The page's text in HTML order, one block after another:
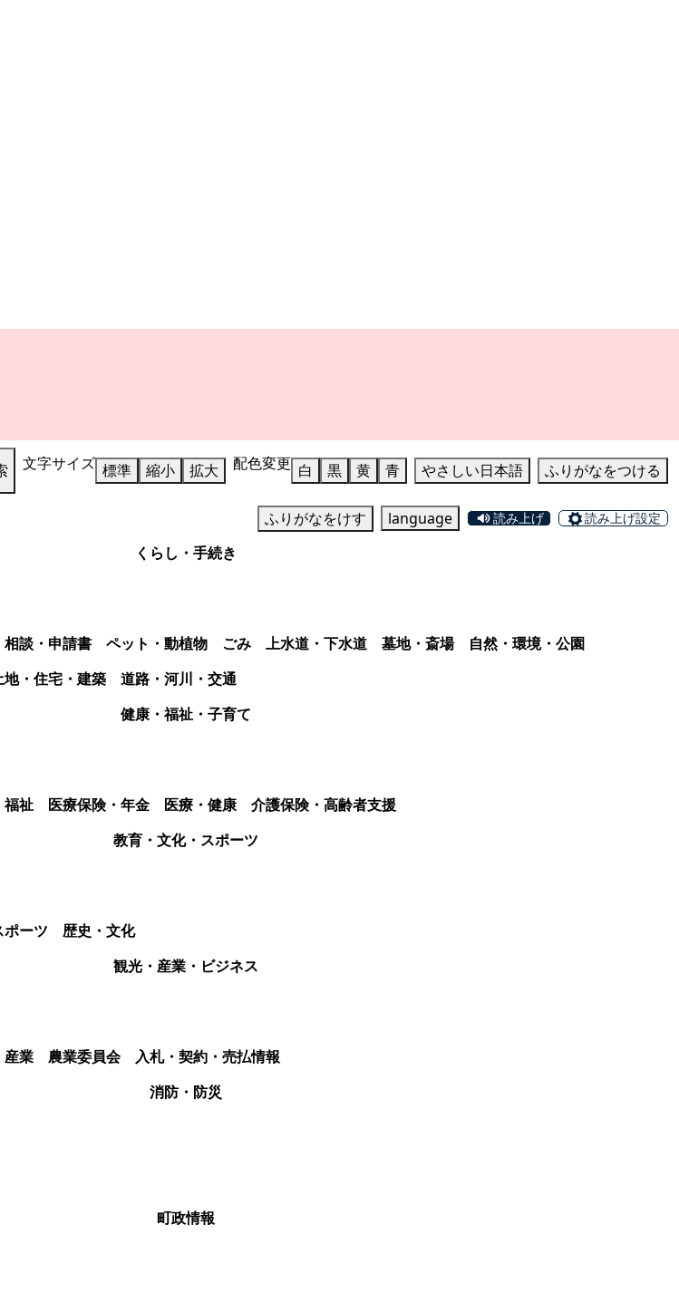
文字サイズ 標準 縮小 拡大 配色変更 白 黒 黄 青 やさしい日本語 ふりがなをつける
ふりがなをけす language 読み上げ 読み上げ設定
くらし・手続き
相談・申請書 ペット・動植物 ごみ 上水道・下水道 墓地・斎場
自然・環境・公園
地・住宅・建築
道路・河川・交通
健康・福祉・子育て
福祉 医療保険・年金 医療・健康
介護保険・高齢者支援
教育・文化・スポーツ
ポーツ
歴史・文化
観光・産業・ビジネス
産業 農業委員会
入札・契約・売払情報
消防・防災
町政情報